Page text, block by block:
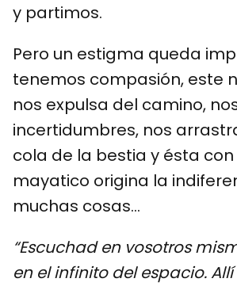
y partimos.
Pero un estigma queda
tenemos compasión, este
nos expulsa del camino,
incertidumbres, nos
cola de la bestia y ésta
mayatico origina la
muchas cosas…
“Escuchad en vosotros
en el infinito del espacio. Allí